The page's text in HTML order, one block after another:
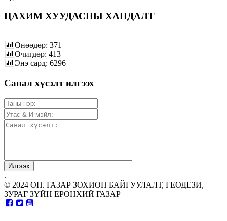
ЦАХИМ ХУУДАСНЫ ХАНДАЛТ
Өнөөдөр: 371
Өчигдөр: 413
Энэ сард: 6296
Санал хүсэлт илгээх
.
© 2024 ОН. ГАЗАР ЗОХИОН БАЙГУУЛАЛТ, ГЕОДЕЗИ,
ЗУРАГ ЗҮЙН ЕРӨНХИЙ ГАЗАР